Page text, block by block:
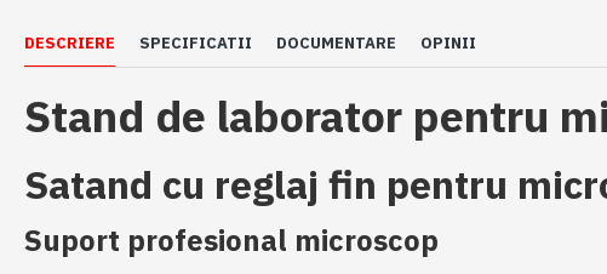
DESCRIERE SPECIFICATII DOCUMENTARE OPINII
Stand de laborator pentru
Satand cu reglaj fin pentru
Suport profesional microscop